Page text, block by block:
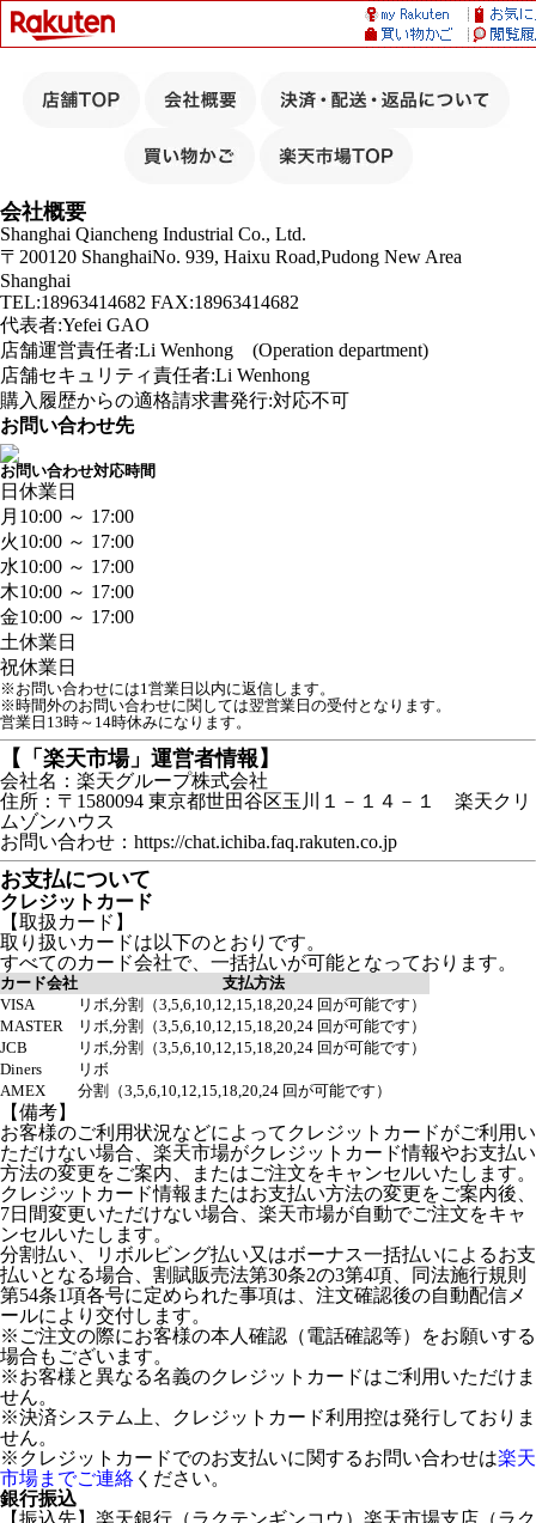
会社概要
Shanghai Qiancheng Industrial Co., Ltd.
〒200120 ShanghaiNo. 939, Haixu Road,Pudong New Area
Shanghai
TEL:18963414682 FAX:18963414682
代表者:Yefei GAO
店舗運営責任者:Li Wenhong (Operation department)
店舗セキュリティ責任者:Li Wenhong
購入履歴からの適格請求書発行:対応不可
お問い合わせ先
お問い合わせ対応時間
日 休業日
月 10:00 ～ 17:00
火10:00 ～ 17:00
水10:00 ～ 17:00
木10:00 ～ 17:00
金10:00 ～ 17:00
土休業日
祝休業日
※お問い合わせには1営業日以内に返信します。
※時間外のお問い合わせに関しては翌営業日の受付となります。
営業日13時～14時休みになります。
【「楽天市場」運営者情報】
会社名：楽天グループ株式会社
住所：〒1580094 東京都世田谷区玉川１－１４－１ 楽天クリ
ムゾンハウス
お問い合わせ：https://chat.ichiba.faq.rakuten.co.jp
お支払について
クレジットカード
【取扱カード】
取り扱いカードは以下のとおりです。
すべてのカード会社で、一括払いが可能となっております。
カード会社
支払方法
VISA
リボ,分割（3,5,6,10,12,15,18,20,24 回が可能です）
MASTER
リボ,分割（3,5,6,10,12,15,18,20,24 回が可能です）
JCB
リボ,分割（3,5,6,10,12,15,18,20,24 回が可能です）
Diners
リボ
AMEX
分割（3,5,6,10,12,15,18,20,24 回が可能です）
【備考】
お客様のご利用状況などによってクレジットカードがご利用い
ただけない場合、楽天市場がクレジットカード情報やお支払い
方法の変更をご案内、またはご注文をキャンセルいたします。
クレジットカード情報またはお支払い方法の変更をご案内後、
7日間変更いただけない場合、楽天市場が自動でご注文をキャ
ンセルいたします。
分割払い、リボルビング払い又はボーナス一括払いによるお支
払いとなる場合、割賦販売法第30条2の3第4項、同法施行規則
第54条1項各号に定められた事項は、注文確認後の自動配信メ
ールにより交付します。
※ご注文の際にお客様の本人確認（電話確認等）をお願いする
場合もございます。
※お客様と異なる名義のクレジットカードはご利用いただけま
せん。
※決済システム上、クレジットカード利用控は発行しておりま
せん。
※クレジットカードでのお支払いに関するお問い合わせは楽天
市場までご連絡 ください。
銀行振込